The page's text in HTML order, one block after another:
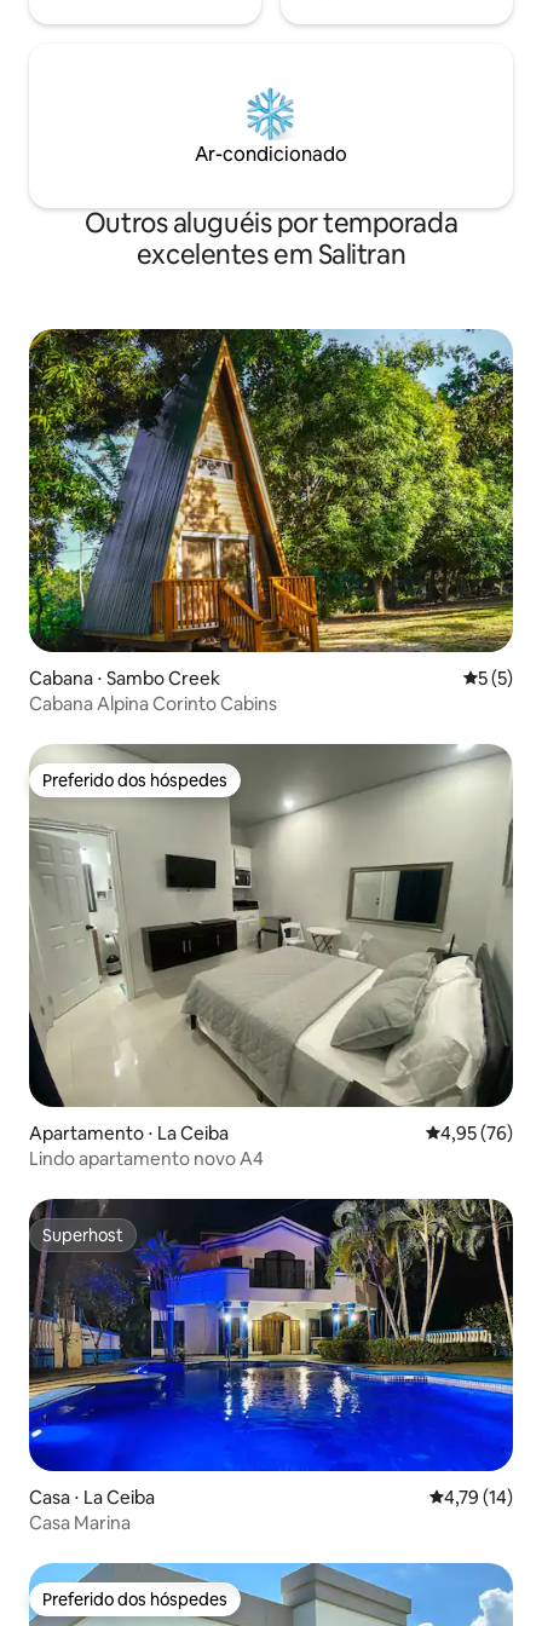
Ar-condicionado
Outros aluguéis por temporada
excelentes em Salitran
Cabana ⋅ Sambo Creek 5 de
5 (5)
Cabana Alpina Corinto Cabins
Preferido dos hóspedes
Preferido dos hóspedes
Apartamento ⋅ La Ceiba 4,95 de uma
4,95 (76)
Lindo apartamento novo A4
Superhost
Superhost
Casa ⋅ La Ceiba 4,79 de uma
4,79 (14)
Casa Marina
Preferido dos hóspedes
Preferido dos hóspedes